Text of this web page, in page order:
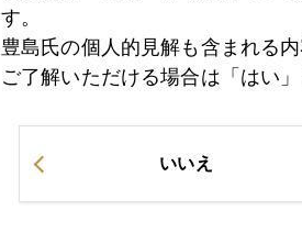
2017年12月14日
2017年12月13日 ビットコイン急
す。
豊島氏の個人的見解も含まれる
ご了解いただける場合は「はい
いいえ